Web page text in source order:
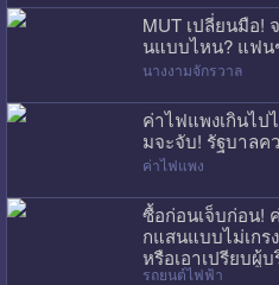
MUT เปลี่ยนมือ!
นแบบไหน? แฟน
นางงามจักรวาล
ค่าไฟแพงเกินไป
มจะจับ! รัฐบาลค
ค่าไฟแพง
ซื้อก่อนเจ็บก่อน!
กแสนแบบไม่เกร
หรือเอาเปรียบผู้
รถยนต์ไฟฟ้า